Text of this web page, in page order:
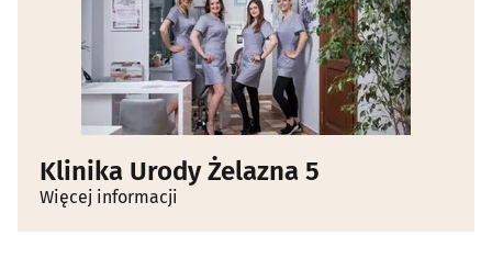
Klinika Urody Żelazna 5
Więcej informacji